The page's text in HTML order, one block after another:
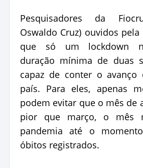
Pesquisadores da
Oswaldo Cruz) ouvidos
que só um lockdown
duração mínima de duas
capaz de conter o avanço
país. Para eles, apenas
podem evitar que o mês de
pior que março, o mês
pandemia até o
óbitos registrados.